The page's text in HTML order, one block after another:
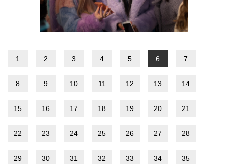
1 2 3 4 5 6 7
8 9 10 11 12 13 14
15 16 17 18 19 20 21
22 23 24 25 26 27 28
29 30 31 32 33 34 35